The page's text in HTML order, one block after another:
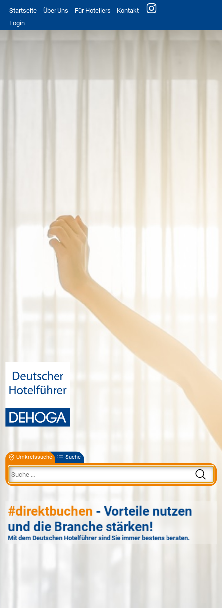
Startseite Über Uns Für Hoteliers
Kontakt
Login
Umkreissuche Suche
#direktbuchen - Vorteile nutzen
und die Branche stärken!
Mit dem Deutschen Hotelführer sind Sie immer bestens beraten.